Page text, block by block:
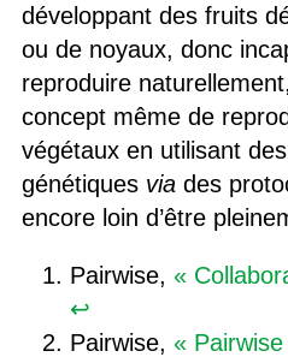
développant des fruits
ou de noyaux, donc
reproduire
concept même de
végétaux en utilisant
génétiques viades
encore loin d’être
Pairwise, «
↩︎
Pairwise, «